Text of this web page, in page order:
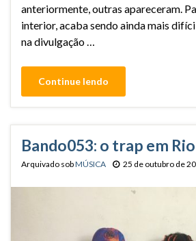
anteriormente, outras apareceram.
interior, acaba sendo ainda mais
na divulgação …
Continue lendo
Bando053: o trap em
Arquivado sobMÚSICA 25 de outubro de